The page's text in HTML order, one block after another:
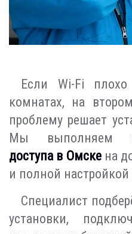
Если Wi-Fi
комнатах, на
проблему решает
Мы выполняем
доступа в Омскена
и полной настройкой
Специалист
установки,